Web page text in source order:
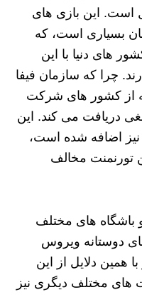
است. این بازی های
بسیاری است، که
های دنیا با این
چرا که سازمان فیفا
از کشور های شرکت
دریافت می کند. این
اضافه شده است،
تورنمنت مخالف
باشگاه های مختلف
دوستانه ویروس
همین دلایل از این
های مختلف دیگری نیز